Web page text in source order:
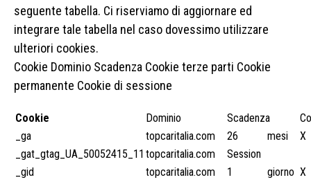
seguente tabella. Ci riserviamo di aggiornare ed
integrare tale tabella nel caso dovessimo utilizzare
ulteriori cookies.
Cookie Dominio Scadenza Cookie terze parti Cookie
permanente Cookie di sessione
Cookie Dominio Scadenza
_ga
topcaritalia.com 26 mesi
X
_gat_gtag_UA_50052415_11 topcaritalia.com
Session
_gid
topcaritalia.com 1 giorno X